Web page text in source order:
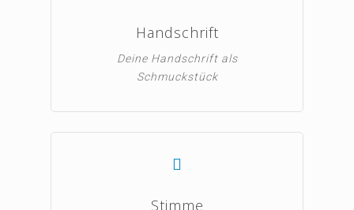
Handschrift
Deine Handschrift als
Schmuckstück
Stimme